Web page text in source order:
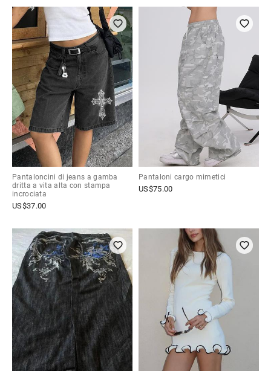
Pantaloncini di jeans a gamba
dritta a vita alta con stampa
incrociata
US$37.00
Pantaloni cargo mimetici
US$75.00